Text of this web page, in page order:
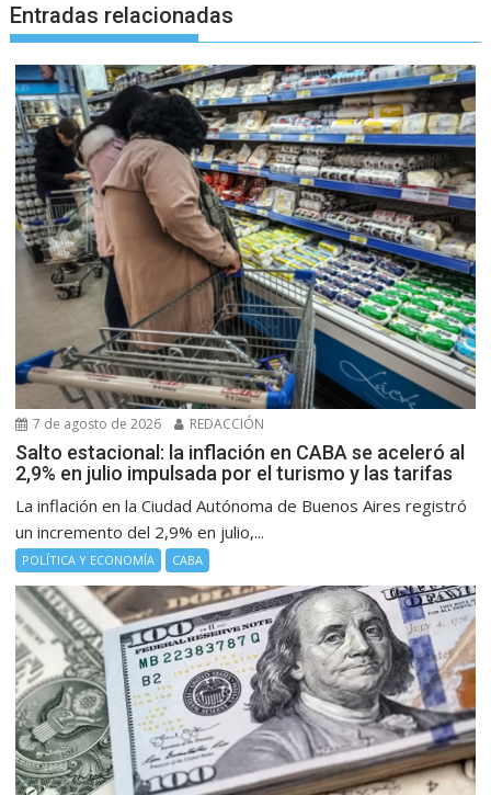
Entradas relacionadas
7 de agosto de 2026 REDACCIÓN
Salto estacional: la inflación en CABA se aceleró al
2,9% en julio impulsada por el turismo y las tarifas
La inflación en la Ciudad Autónoma de Buenos Aires registró
un incremento del 2,9% en julio,...
POLÍTICA Y ECONOMÍA CABA